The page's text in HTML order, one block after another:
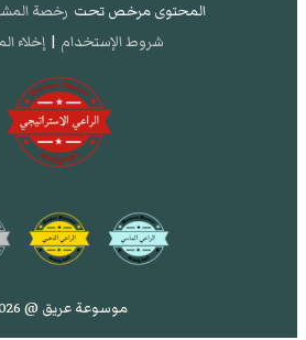
المحتوى مرخص تحت رخصة المشاع
شروط الإستخدام | إخلاء
موسوعة عريق @ 2026